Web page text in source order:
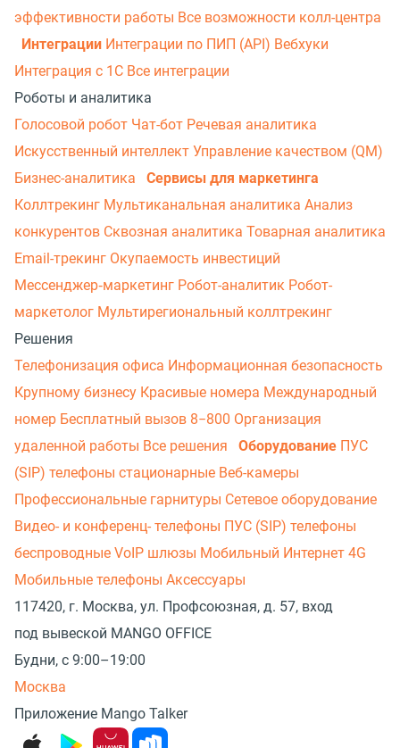
эффективности работы Все возможности колл-центра
Интеграции Интеграции по ПИП (API) Вебхуки
Интеграция с 1С Все интеграции
Роботы и аналитика
Голосовой робот Чат-бот Речевая аналитика
Искусственный интеллект Управление качеством (QM)
Бизнес-аналитика
Сервисы для маркетинга
Коллтрекинг Мультиканальная аналитика Анализ
конкурентов Сквозная аналитика Товарная аналитика
Email-трекинг Окупаемость инвестиций
Мессенджер‑маркетинг Робот-аналитик Робот-
маркетолог Мультирегиональный коллтрекинг
Решения
Телефонизация офиса Информационная безопасность
Крупному бизнесу Красивые номера Международный
номер Бесплатный вызов 8−800 Организация
удаленной работы Все решения Оборудование ПУС
(SIP) телефоны стационарные Веб-камеры
Профессиональные гарнитуры Сетевое оборудование
Видео- и конференц- телефоны ПУС (SIP) телефоны
беспроводные VoIP шлюзы Мобильный Интернет 4G
Мобильные телефоны Аксессуары
117420, г. Москва, ул. Профсоюзная, д. 57, вход
под вывеской MANGO OFFICE
Будни, с 9:00–19:00
Москва
Приложение Mango Talker